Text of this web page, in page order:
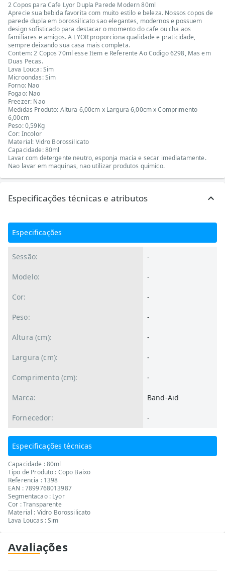
2 Copos para Cafe Lyor Dupla Parede Modern 80ml
Aprecie sua bebida favorita com muito estilo e beleza. Nossos copos de
parede dupla em borossilicato sao elegantes, modernos e possuem
design sofisticado para destacar o momento do cafe ou cha aos
familiares e amigos. A LYOR proporciona qualidade e praticidade,
sempre deixando sua casa mais completa.
Contem: 2 Copos 70ml esse Item e Referente Ao Codigo 6298, Mas em
Duas Pecas.
Lava Louca: Sim
Microondas: Sim
Forno: Nao
Fogao: Nao
Freezer: Nao
Medidas Produto: Altura 6,00cm x Largura 6,00cm x Comprimento
6,00cm
Peso: 0,59Kg
Cor: Incolor
Material: Vidro Borossilicato
Capacidade: 80ml
Lavar com detergente neutro, esponja macia e secar imediatamente.
Nao lavar em maquinas, nao utilizar produtos quimico.
Especificações técnicas e atributos
Especificações
Sessão: -
Modelo: -
Cor: -
Peso: -
Altura (cm): -
Largura (cm): -
Comprimento (cm): -
Marca: Band-Aid
Fornecedor: -
Especificações técnicas
Capacidade : 80ml
Tipo de Produto : Copo Baixo
Referencia : 1398
EAN : 7899768013987
Segmentacao : Lyor
Cor : Transparente
Material : Vidro Borossilicato
Lava Loucas : Sim
Avaliações